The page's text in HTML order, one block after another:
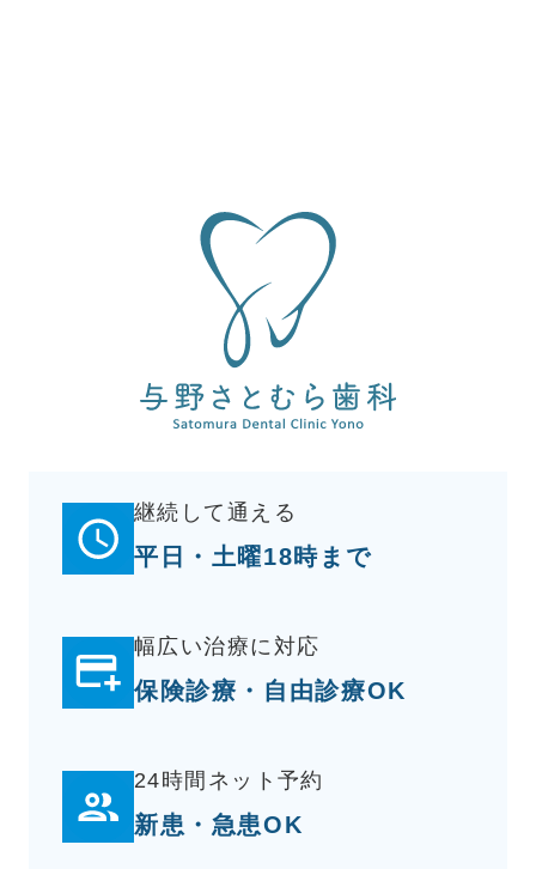
継続して通える
平日・土曜18時まで
幅広い治療に対応
保険診療・自由診療OK
24時間ネット予約
新患・急患OK